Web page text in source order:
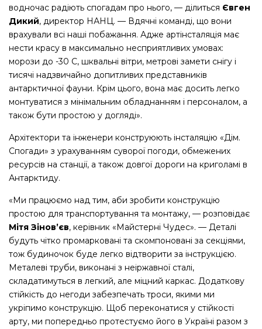
водночас радіють спогадам про нього, — ділиться Євген
Дикий, директор НАНЦ. — Вдячні команді, що вони
врахували всі наші побажання. Адже артінсталяція має
нести красу в максимально несприятливих умовах:
морози до -30 С, шквальні вітри, метрові замети снігу і
тисячі надзвичайно допитливих представників
антарктичної фауни. Крім цього, вона має досить легко
монтуватися з мінімальним обладнанням і персоналом, а
також бути простою у догляді».
Архітектори та інженери конструюють інсталяцію «Дім.
Спогади» з урахуванням суворої погоди, обмежених
ресурсів на станції, а також довгої дороги на криголамі в
Антарктиду.
«Ми працюємо над тим, аби зробити конструкцію
простою для транспортування та монтажу, — розповідає
Мітя Зінов’єв, керівник «Майстерні Чудес». — Деталі
будуть чітко промарковані та скомпоновані за секціями,
тож будиночок буде легко відтворити за інструкцією.
Металеві труби, виконані з неіржавної сталі,
складатимуться в легкий, але міцний каркас. Додаткову
стійкість до негоди забезпечать троси, якими ми
укріпимо конструкцію. Щоб переконатися у стійкості
арту, ми попередньо протестуємо його в Україні разом з